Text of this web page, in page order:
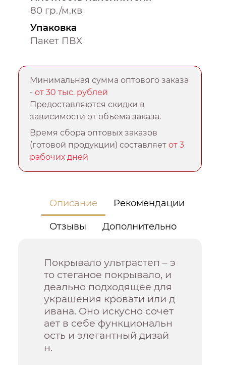
80 гр./м.кв
Упаковка
Пакет ПВХ
Минимальная сумма оптового заказа
-от 30 тыс. рублей
Предоставляются скидки в
зависимости от объема заказа.
Время сбора оптовых заказов
(готовой продукции) составляетот 3
рабочих дней
Описание Рекомендации
Отзывы Дополнительно
Покрывало ультрастеп – э
то стеганое покрывало, и
деально подходящее для
украшения кровати или д
ивана. Оно искусно сочет
ает в себе функциональн
ость и элегантный дизай
н.